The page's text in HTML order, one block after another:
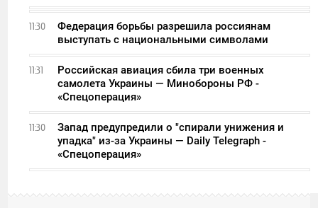
11:30
Федерация борьбы разрешила россиянам
выступать с национальными символами
11:31
Российская авиация сбила три военных
самолета Украины — Минобороны РФ -
«Спецоперация»
11:30
Запад предупредили о "спирали унижения и
упадка" из-за Украины — Daily Telegraph -
«Спецоперация»